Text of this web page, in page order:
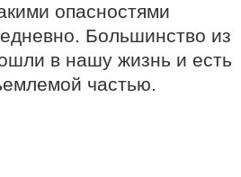
опасностями
Большинство из
в нашу жизнь и есть
частью.